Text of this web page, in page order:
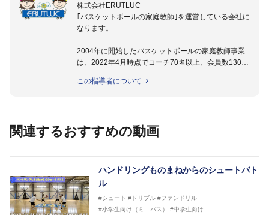
株式会社ERUTLUC
｢バスケットボールの家庭教師｣を運営している会社に
なります。
2004年に開始したバスケットボールの家庭教師事業
は、2022年4月時点でコーチ70名以上、会員数1300
指導実績多数・各地講習会なども担当しており、「は
など多くの書籍・DVDも監修しています。
2016年U12ナショナルキャンプヘッドコーチ
2016年U13ナショナルキャンプヘッドコーチ
2016年男子日本代表サポートコーチ
2017年U12ナショナルキャンプヘッドコーチ
2017年U13ナショナルキャンプヘッドコーチ
この指導者について
関連するおすすめの動画
ハンドリングものまねからのシュートバト
ル
#シュート #ドリブル #ファンドリル
#小学生向け（ミニバス）
#中学生向け